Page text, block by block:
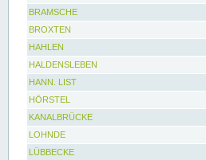
BRAMSCHE
BROXTEN
HAHLEN
HALDENSLEBEN
HANN. LIST
HÖRSTEL
KANALBRÜCKE
LOHNDE
LÜBBECKE